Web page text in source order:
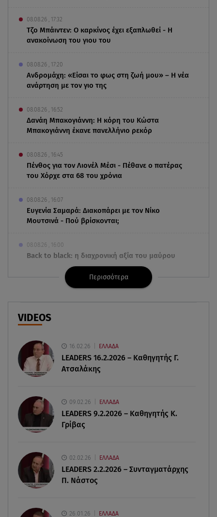
08.08.26 , 17:32
Τζο Μπάιντεν: Ο καρκίνος έχει εξαπλωθεί - Η
ανακοίνωση του γιου του
08.08.26 , 17:20
Ανδρομάχη: «Είσαι το φως στη ζωή μου» – Η νέα
ανάρτηση με τον γιο της
08.08.26 , 16:52
Δανάη Μπακογιάννη: Η κόρη του Κώστα
Μπακογιάννη έκανε πανελλήνιο ρεκόρ
08.08.26 , 16:45
Πένθος για τον Λιονέλ Μέσι - Πέθανε ο πατέρας
του Χόρχε στα 68 του χρόνια
08.08.26 , 16:07
Ευγενία Σαμαρά: Διακοπάρει με τον Νίκο
Μουτσινά - Πού βρίσκονται;
08.08.26 , 16:00
Back to black: η διαχρονική αξία του μαύρου
στην καλοκαιρινή γκαρνταρόμπα
Δούκισσα Νομικού: Από τη Μύκονο «πετάχτηκε»
Λυκαβηττός: Σε 57χρονη γυναίκα ανήκει η σορός
που βρέθηκε σε σπηλιά
φορμάκι της κορούλας της!
08.08.26 , 14:25
08.08.26 , 14:00
Summer fling: Γιατί να πεις ναι σε έναν
καλοκαιρινό έρωτα
08.08.26 , 13:59
Περισσότερα
VIDEOS
16.02.26 ΕΛΛΑΔΑ
LEADERS 16.2.2026 – Καθηγητής Γ.
Ατσαλάκης
09.02.26 ΕΛΛΑΔΑ
LEADERS 9.2.2026 – Καθηγητής Κ.
Γρίβας
02.02.26 ΕΛΛΑΔΑ
LEADERS 2.2.2026 – Συνταγματάρχης
Π. Νάστος
26.01.26 ΕΛΛΑΔΑ